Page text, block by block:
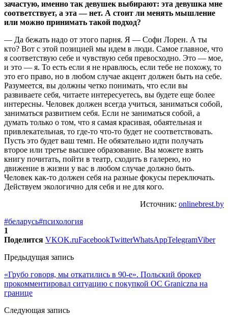
зачастую, именно так девушек выбирают: эта девушка мне
соответствует, а эта — нет. А стоит ли менять мышление
или можно принимать такой подход?
— Да бежать надо от этого парня. Я — Софи Лорен. А ты
кто? Вот с этой позицией мы идем в люди. Самое главное, что
я соответствую себе и чувствую себя превосходно. Это — мое,
и это — я. То есть если я не нравлюсь, если тебе не похожу, то
это его право, но в любом случае акцент должен быть на себе.
Разумеется, вы должны четко понимать, что если вы
развиваете себя, читаете интересуетесь, вы будете еще более
интересны. Человек должен всегда учиться, заниматься собой,
заниматься развитием себя. Если не заниматься собой, а
думать только о том, что я самая красивая, обаятельная и
привлекательная, то где-то что-то будет не соответствовать.
Пусть это будет ваш темп. Не обязательно идти получать
второе или третье высшее образование. Вы можете взять
книгу почитать, пойти в театр, сходить в галерею, но
движение в жизни у вас в любом случае должно быть.
Человек как-то должен себя на разные фокусы переключать.
Действуем экологично для себя и не для кого.
Источник: onlinebrest.by
#беларусь#психология
1
Поделится VKOK.ruFacebookTwitterWhatsAppTelegramViber
Предыдущая запись
«Грубо говоря, мы откатились в 90-е». Польский брокер
прокомментировал ситуацию с покупкой ОС Graniczna на
границе
Следующая запись